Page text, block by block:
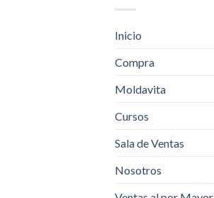
Inicio
Compra
Moldavita
Cursos
Sala de Ventas
Nosotros